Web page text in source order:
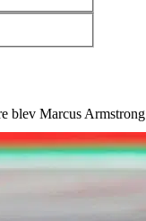
blev Marcus Armstrong